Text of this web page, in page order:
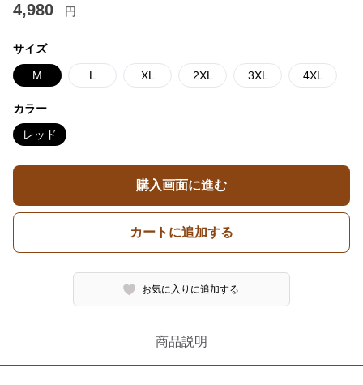
4,980 円
サイズ
M L XL 2XL 3XL 4XL
カラー
レッド
購入画面に進む
カートに追加する
お気に入りに追加する
商品説明